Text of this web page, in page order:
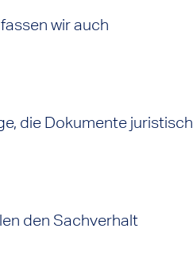
wir auch
die Dokumente juristisch
den Sachverhalt